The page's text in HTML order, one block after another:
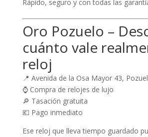
Rápido, seguro y con todas las
Oro Pozuelo –
cuánto vale
reloj
📍 Avenida de la Osa Mayor 43,
⌚ Compra de relojes de lujo
🔎 Tasación gratuita
💶 Pago inmediato
Ese reloj que lleva tiempo guardado